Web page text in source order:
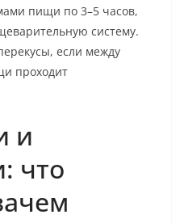
пищи по 3–5 часов,
систему.
если между
проходит
и
что